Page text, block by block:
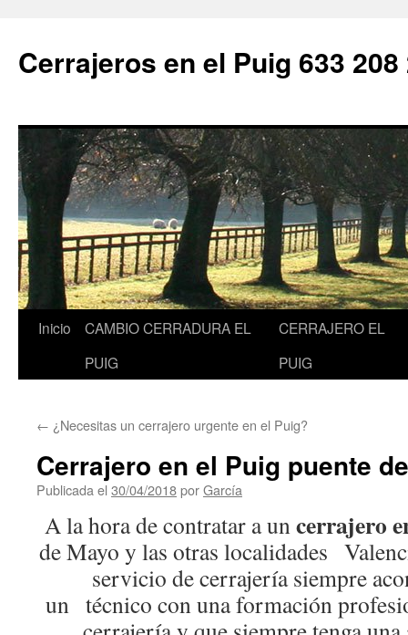
contenido
Cerrajeros en el Puig 633 208
Inicio
CAMBIO CERRADURA EL
PUIG
CERRAJERO EL
PUIG
← ¿Necesitas un cerrajero urgente en el Puig?
Cerrajero en el Puig puente
Publicada el 30/04/2018porGarcía
A la hora de contratar a uncerrajero
de Mayo y las otras localidades
servicio de cerrajería siempre
un técnico con una formación